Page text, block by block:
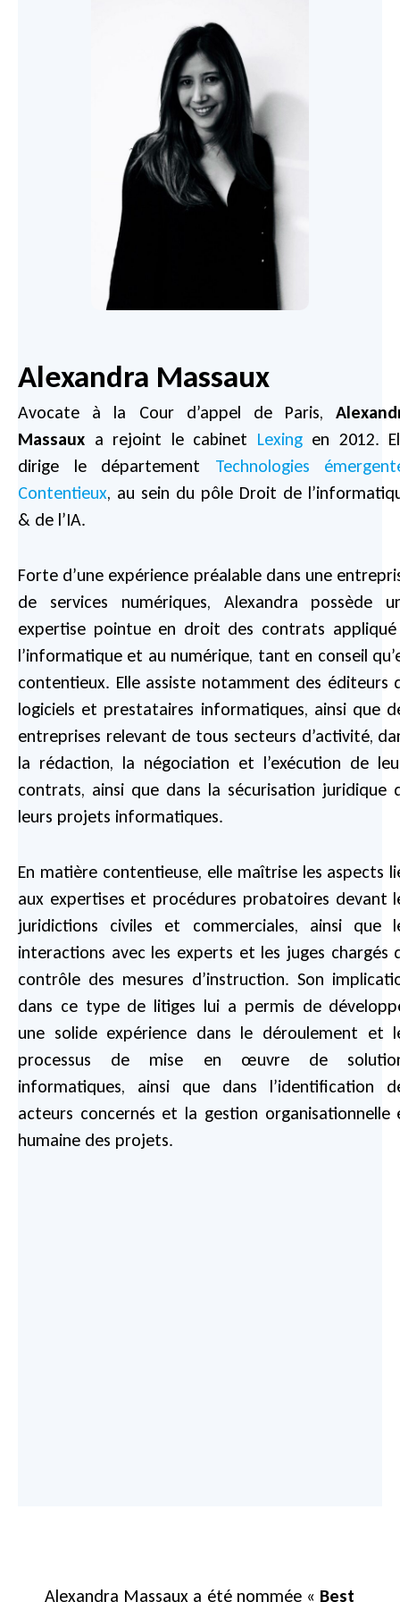
Alexandra Massaux
Avocate à la Cour d’appel de Paris,
Massaux a rejoint le cabinet Lexingen 2012.
dirige le département Technologies
Contentieux, au sein du pôle Droit de
& de l’IA.
Forte d’une expérience préalable dans une
de services numériques, Alexandra possède
expertise pointue en droit des contrats
l’informatique et au numérique, tant en conseil
contentieux. Elle assiste notamment des éditeurs
logiciels et prestataires informatiques, ainsi que
entreprises relevant de tous secteurs d’activité,
la rédaction, la négociation et l’exécution de
contrats, ainsi que dans la sécurisation juridique
leurs projets informatiques.
En matière contentieuse, elle maîtrise les aspects
aux expertises et procédures probatoires devant
juridictions civiles et commerciales, ainsi que
interactions avec les experts et les juges chargés
contrôle des mesures d’instruction. Son
dans ce type de litiges lui a permis de
une solide expérience dans le déroulement et
processus de mise en œuvre de
informatiques, ainsi que dans l’identification
acteurs concernés et la gestion organisationnelle
humaine des projets.
Alexandra Massaux a été nommée « Best